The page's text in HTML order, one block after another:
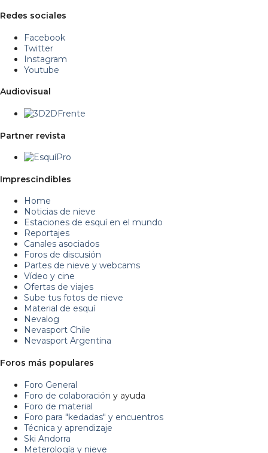
Redes sociales
Facebook
Twitter
Instagram
Youtube
Audiovisual
Partner revista
Imprescindibles
Home
Noticias de nieve
Estaciones de esquí en el mundo
Reportajes
Canales asociados
Foros de discusión
Partes de nieve y webcams
Vídeo y cine
Ofertas de viajes
Sube tus fotos de nieve
Material de esquí
Nevalog
Nevasport Chile
Nevasport Argentina
Foros más populares
Foro General
Foro de colaboración y ayuda
Foro de material
Foro para "kedadas" y encuentros
Técnica y aprendizaje
Ski Andorra
Meterología y nieve